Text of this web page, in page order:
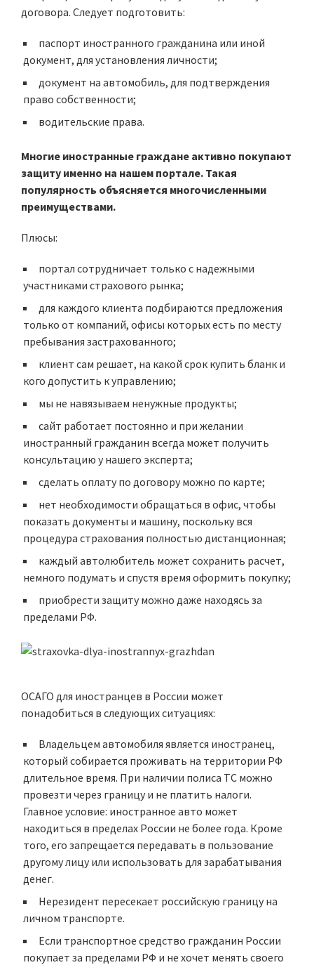
договора. Следует подготовить:
паспорт иностранного гражданина или иной
документ, для установления личности;
документ на автомобиль, для подтверждения
право собственности;
водительские права.
Многие иностранные граждане активно покупают
защиту именно на нашем портале. Такая
популярность объясняется многочисленными
преимуществами.
Плюсы:
портал сотрудничает только с надежными
участниками страхового рынка;
для каждого клиента подбираются предложения
только от компаний, офисы которых есть по месту
пребывания застрахованного;
клиент сам решает, на какой срок купить бланк и
кого допустить к управлению;
мы не навязываем ненужные продукты;
сайт работает постоянно и при желании
иностранный гражданин всегда может получить
консультацию у нашего эксперта;
сделать оплату по договору можно по карте;
нет необходимости обращаться в офис, чтобы
показать документы и машину, поскольку вся
процедура страхования полностью дистанционная;
каждый автолюбитель может сохранить расчет,
немного подумать и спустя время оформить покупку;
приобрести защиту можно даже находясь за
пределами РФ.
ОСАГО для иностранцев в России может
понадобиться в следующих ситуациях:
Владельцем автомобиля является иностранец,
который собирается проживать на территории РФ
длительное время. При наличии полиса ТС можно
провезти через границу и не платить налоги.
Главное условие: иностранное авто может
находиться в пределах России не более года. Кроме
того, его запрещается передавать в пользование
другому лицу или использовать для зарабатывания
денег.
Нерезидент пересекает российскую границу на
личном транспорте.
Если транспортное средство гражданин России
покупает за пределами РФ и не хочет менять своего